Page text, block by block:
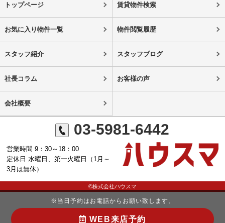
トップページ 賃貸物件検索
お気に入り物件一覧 物件閲覧履歴
スタッフ紹介 スタッフブログ
社長コラム お客様の声
会社概要
03-5981-6442
営業時間 9：30～18：00
定休日 水曜日、第一火曜日（1月～
3月は無休）
©株式会社ハウスマ
※当日予約はお電話からお願い致します。
WEB来店予約